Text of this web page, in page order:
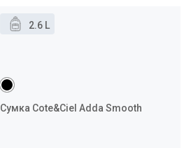
2.6 L
Сумка Cote&Ciel Adda Smooth